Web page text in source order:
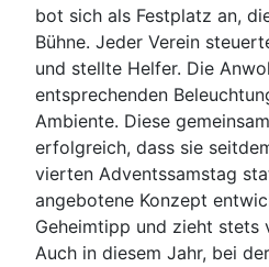
bot sich als Festplatz an,
Bühne. Jeder Verein
und stellte Helfer. Die
entsprechenden
Ambiente. Diese
erfolgreich, dass sie
vierten Adventssamstag
angebotene Konzept
Geheimtipp und zieht stets
Auch in diesem Jahr, bei